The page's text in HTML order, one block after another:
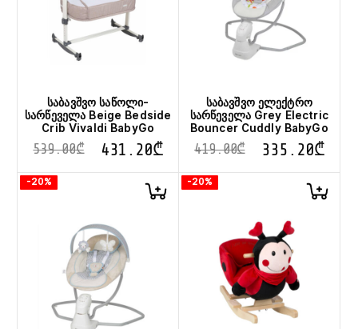
საბავშვო საწოლი-
სარწეველა Beige Bedside
Crib Vivaldi BabyGo
539.00₾ 431.20₾
საბავშვო ელექტრო
სარწეველა Grey Electric
Bouncer Cuddly BabyGo
419.00₾ 335.20₾
-20% -20%